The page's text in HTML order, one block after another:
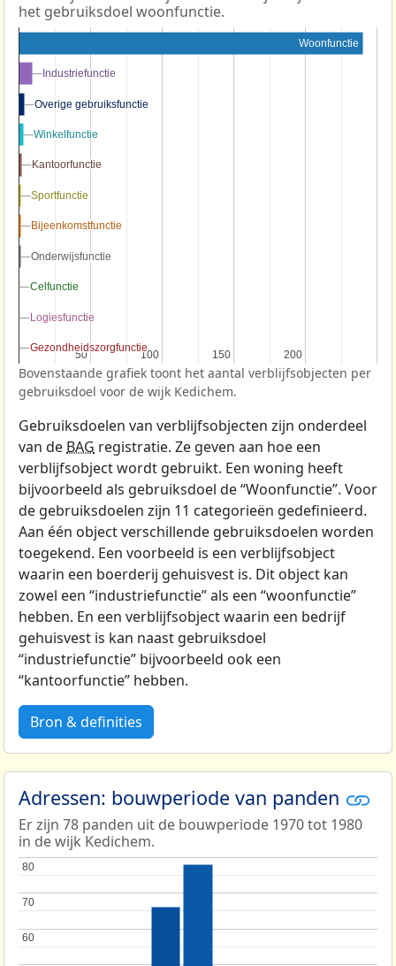
het gebruiksdoel woonfunctie.
50
50 100
100 150
150 200
200
Woonfunctie
Industriefunctie
Industriefunctie
Overige gebruiksfunctie
Overige gebruiksfunctie
Winkelfunctie
Winkelfunctie
Kantoorfunctie
Kantoorfunctie
Sportfunctie
Sportfunctie
Bijeenkomstfunctie
Bijeenkomstfunctie
Onderwijsfunctie
Onderwijsfunctie
Celfunctie
Celfunctie
Logiesfunctie
Logiesfunctie
Gezondheidszorgfunctie
Gezondheidszorgfunctie
Bovenstaande grafiek toont het aantal verblijfsobjecten per
gebruiksdoel voor de wijk Kedichem.
Gebruiksdoelen van verblijfsobjecten zijn onderdeel
van de BAG registratie. Ze geven aan hoe een
verblijfsobject wordt gebruikt. Een woning heeft
bijvoorbeeld als gebruiksdoel de “Woonfunctie”. Voor
de gebruiksdoelen zijn 11 categorieën gedefinieerd.
Aan één object verschillende gebruiksdoelen worden
toegekend. Een voorbeeld is een verblijfsobject
waarin een boerderij gehuisvest is. Dit object kan
zowel een “industriefunctie” als een “woonfunctie”
hebben. En een verblijfsobject waarin een bedrijf
gehuisvest is kan naast gebruiksdoel
“industriefunctie” bijvoorbeeld ook een
“kantoorfunctie” hebben.
Bron & definities
Adressen: bouwperiode van panden
Er zijn 78 panden uit de bouwperiode 1970 tot 1980
in de wijk Kedichem.
60
60
70
70
80
80